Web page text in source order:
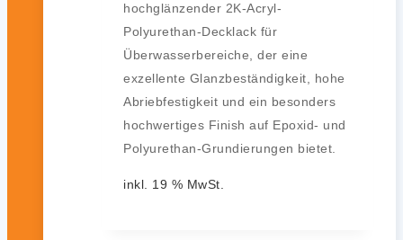
hochglänzender 2K-Acryl-
Polyurethan-Decklack für
Überwasserbereiche, der eine
exzellente Glanzbeständigkeit, hohe
Abriebfestigkeit und ein besonders
hochwertiges Finish auf Epoxid- und
Polyurethan-Grundierungen bietet.
inkl. 19 % MwSt.